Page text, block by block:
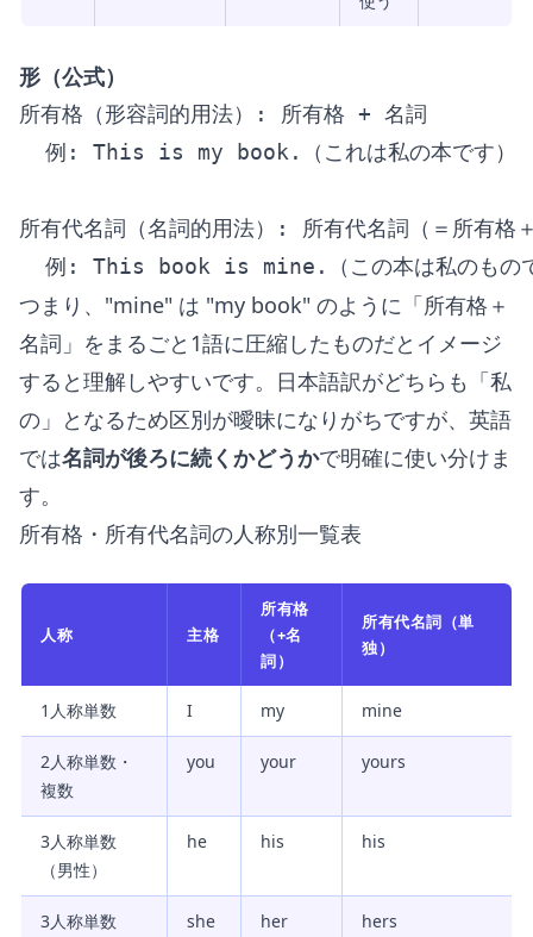
形（公式）
所有格（形容詞的用法）: 所有格 + 名詞
  例: This is my book.（これは私の本です）
所有代名詞（名詞的用法）: 所有代名詞（＝所有格
つまり、"mine" は "my book" のように「所有格＋
名詞」をまるごと1語に圧縮したものだとイメージ
すると理解しやすいです。日本語訳がどちらも「私
の」となるため区別が曖昧になりがちですが、英語
では名詞が後ろに続くかどうかで明確に使い分けま
す。
所有格・所有代名詞の人称別一覧表
人称 主格
所有格
（+名
詞）
所有代名詞（単
独）
1人称単数 I my mine
2人称単数・
複数
you your yours
3人称単数
（男性）
he his his
3人称単数
she her hers